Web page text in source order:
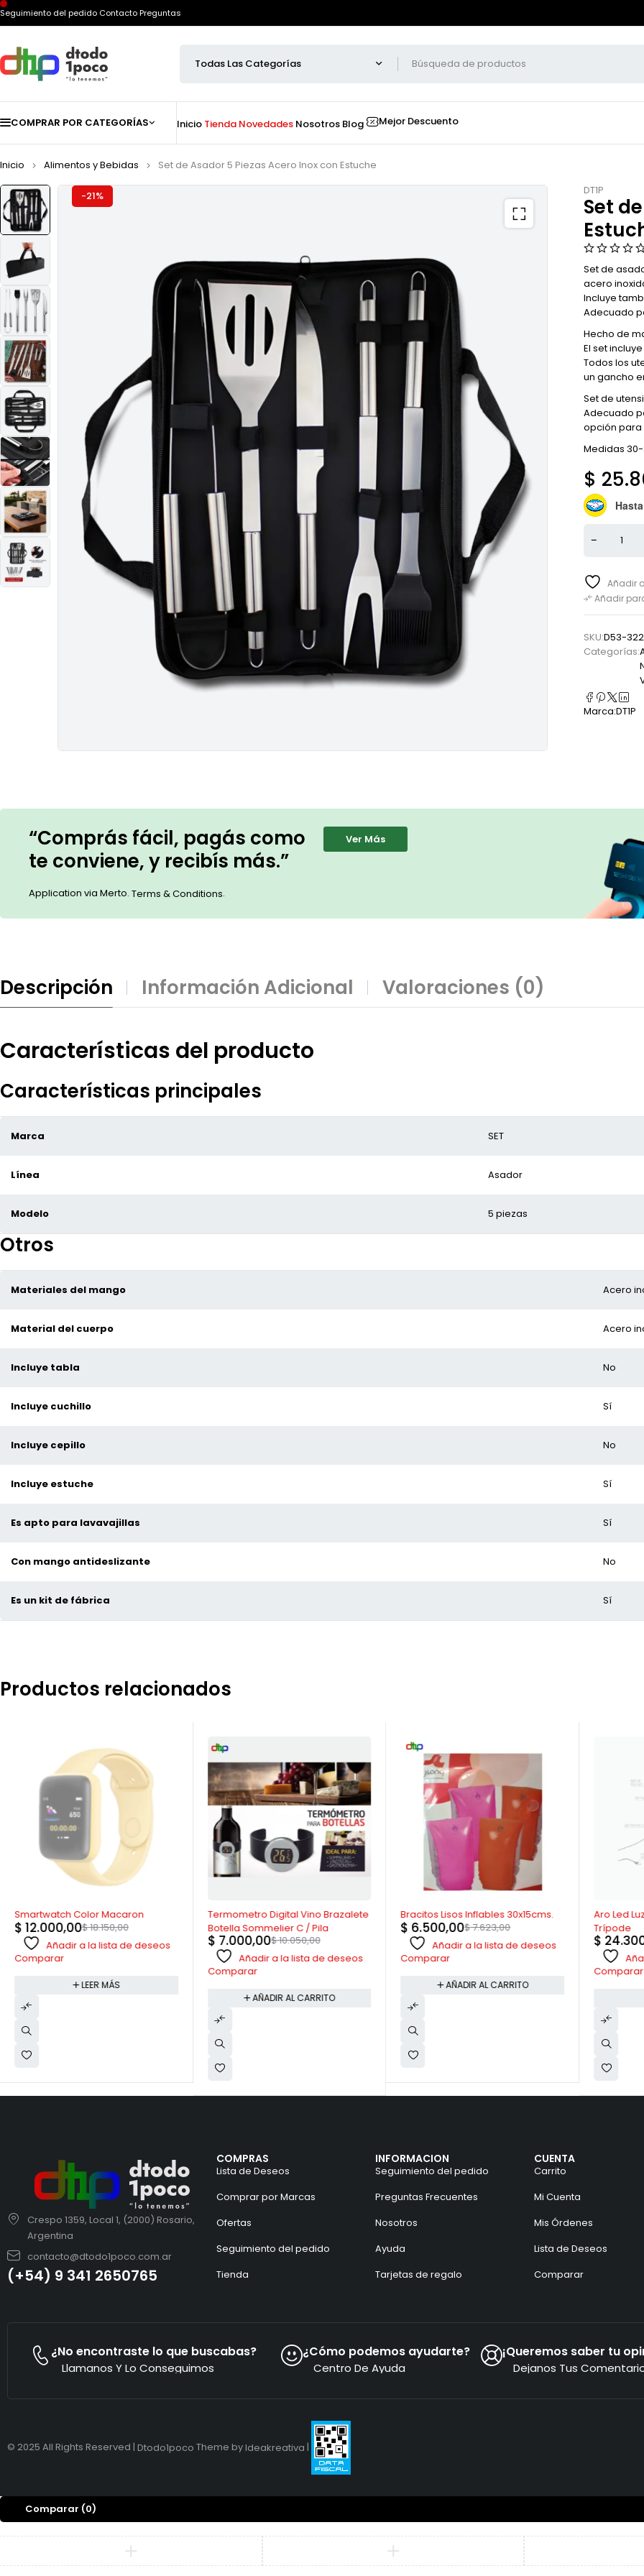
Seguimiento del pedido ContactoPreguntas
COMPRAR POR CATEGORÍAS Inicio Tienda Novedades Nosotros Blog Mejor Descuento
Inicio Alimentos y Bebidas Set de Asador 5 Piezas Acero Inox con Estuche
-21% DT1P
Set
Set de
acero
Incluye
Adecuado
Hecho de
El set
Todos los
un gancho
Set de
Adecuado
opción para
Medidas
$
Añadir
Añadir
SKU:D53-
Categorías:
Marca:DT1P
“Comprás fácil, pagás como
te conviene, y recibís más.”
Application via Merto. Terms & Conditions.
Ver Más
Descripción Información Adicional Valoraciones (0)
Características del producto
Características principales
Marca SET
Línea Asador
Modelo 5 piezas
Otros
Materiales del mango Acero
Material del cuerpo Acero
Incluye tabla No
Incluye cuchillo Sí
Incluye cepillo No
Incluye estuche Sí
Es apto para lavavajillas Sí
Con mango antideslizante No
Es un kit de fábrica Sí
Productos relacionados
AGOTADO
Smartwatch Color Macaron
$18.150,00
$ 12.000,00
Añadir a la lista de deseos
Comparar
LEER MÁS
-30%
Termometro Digital Vino Brazalete
Botella Sommelier C / Pila
$10.050,00
$ 7.000,00
Añadir a la lista de deseos
Comparar
AÑADIR AL CARRITO
-15%
Bracitos Lisos Inflables 30x15cms.
$7.623,00
$ 6.500,00
Añadir a la lista de deseos
Comparar
AÑADIR AL CARRITO
AGOTADO
Aro Led
Trípode
$
Comparar
Crespo 1359, Local 1, (2000) Rosario,
Argentina
contacto@dtodo1poco.com.ar
(+54) 9 341 2650765
COMPRAS
Lista de Deseos
Comprar por Marcas
Ofertas
Seguimiento del pedido
Tienda
INFORMACION
Seguimiento del pedido
Preguntas Frecuentes
Nosotros
Ayuda
Tarjetas de regalo
CUENTA
Carrito
Mi Cuenta
Mis Órdenes
Lista de Deseos
Comparar
¿No encontraste lo que buscabas?
Llamanos Y Lo Conseguimos
¿Cómo podemos ayudarte?
Centro De Ayuda
¡Queremos saber tu
Dejanos Tus
© 2025 All Rights Reserved | Dtodo1poco Theme by Ideakreativa |
Comparar (0)